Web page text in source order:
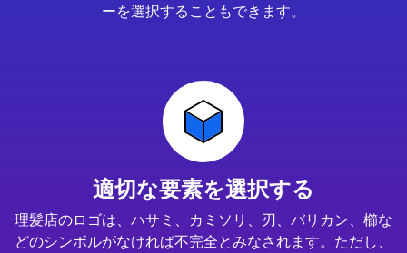
ーを選択することもできます。
適切な要素を選択する
理髪店のロゴは、ハサミ、カミソリ、刃、バリカン、櫛な
どのシンボルがなければ不完全とみなされます。ただし、